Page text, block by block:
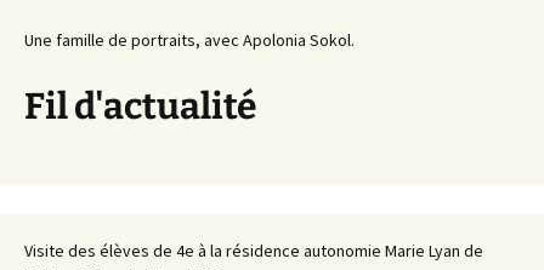
Une famille de portraits, avec Apolonia Sokol.
Fil d'actualité
Visite des élèves de 4e à la résidence autonomie Marie Lyan de